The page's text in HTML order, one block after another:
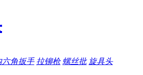
六角扳手 拉铆枪 螺丝批 旋具头